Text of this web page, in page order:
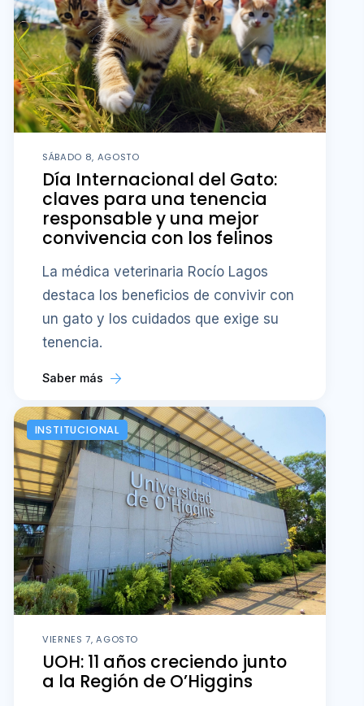
SÁBADO 8, AGOSTO
Día Internacional del Gato:
claves para una tenencia
responsable y una mejor
convivencia con los felinos
La médica veterinaria Rocío Lagos
destaca los beneficios de convivir con
un gato y los cuidados que exige su
tenencia.
Saber más
INSTITUCIONAL
VIERNES 7, AGOSTO
UOH: 11 años creciendo junto
a la Región de O’Higgins